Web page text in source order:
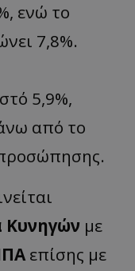
ενώ το
7,8%.
5,9%,
από το
Κυνηγών με
επίσης με